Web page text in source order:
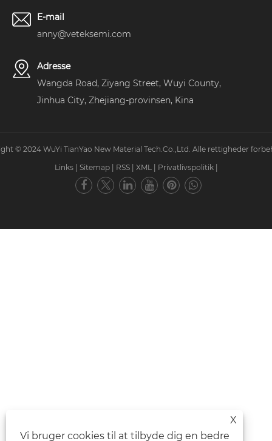
E-mail
anny@veteksemi.com
Adresse
Wangda Road, Ziyang Street, Wuyi County,
Jinhua City, Zhejiang-provinsen, Kina
© 2024 WuYi TianYao New Material Tech.Co.,Ltd. Alle rettigheder
Links
Sitemap RSS XML Privatlivspolitik
X
Vi bruger cookies til at tilbyde dig en bedre